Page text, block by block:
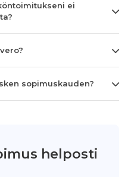
ei
sopimuskauden?
helposti